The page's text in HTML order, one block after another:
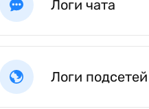
Логи чата
Логи подсетей